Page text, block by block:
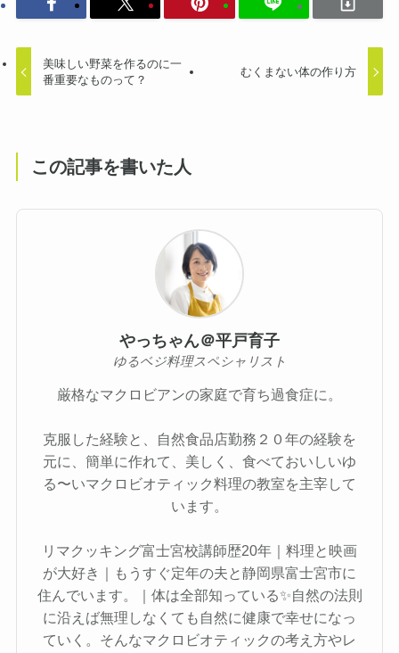
美味しい野菜を作るのに一
番重要なものって？
むくまない体の作り方
この記事を書いた人
やっちゃん＠平戸育子
ゆるベジ料理スペシャリスト
厳格なマクロビアンの家庭で育ち過食症に。
克服した経験と、自然食品店勤務２０年の経験を
元に、簡単に作れて、美しく、食べておいしいゆ
る〜いマクロビオティック料理の教室を主宰して
います。
リマクッキング富士宮校講師歴20年｜料理と映画
が大好き｜もうすぐ定年の夫と静岡県富士宮市に
住んでいます。｜体は全部知っている✨自然の法則
に沿えば無理しなくても自然に健康で幸せになっ
ていく。そんなマクロビオティックの考え方やレ